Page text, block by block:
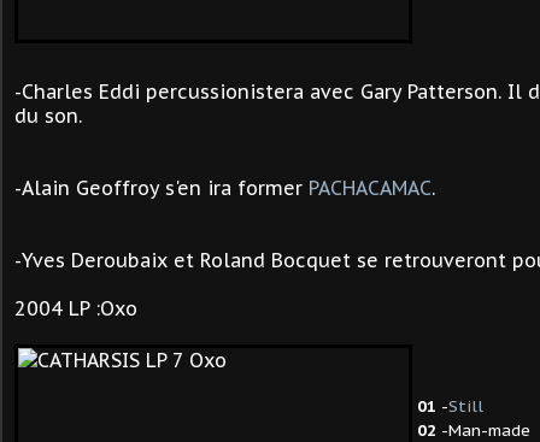
-Charles Eddi percussionistera avec Gary Patterson. Il
du son.
-Alain Geoffroy s'en ira former PACHACAMAC.
-Yves Deroubaix et Roland Bocquet se retrouveront
2004 LP :Oxo
01 -Still
02 -Man-made